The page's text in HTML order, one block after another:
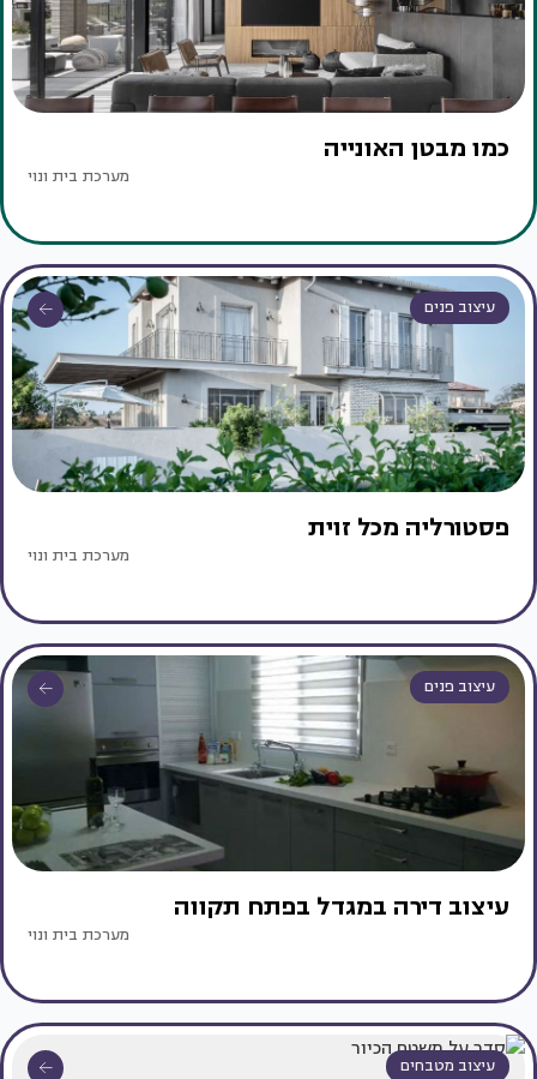
כמו מבטן האונייה
מערכת בית ונוי
עיצוב פנים
פסטורליה מכל זוית
מערכת בית ונוי
עיצוב פנים
עיצוב דירה במגדל בפתח תקווה
מערכת בית ונוי
עיצוב מטבחים